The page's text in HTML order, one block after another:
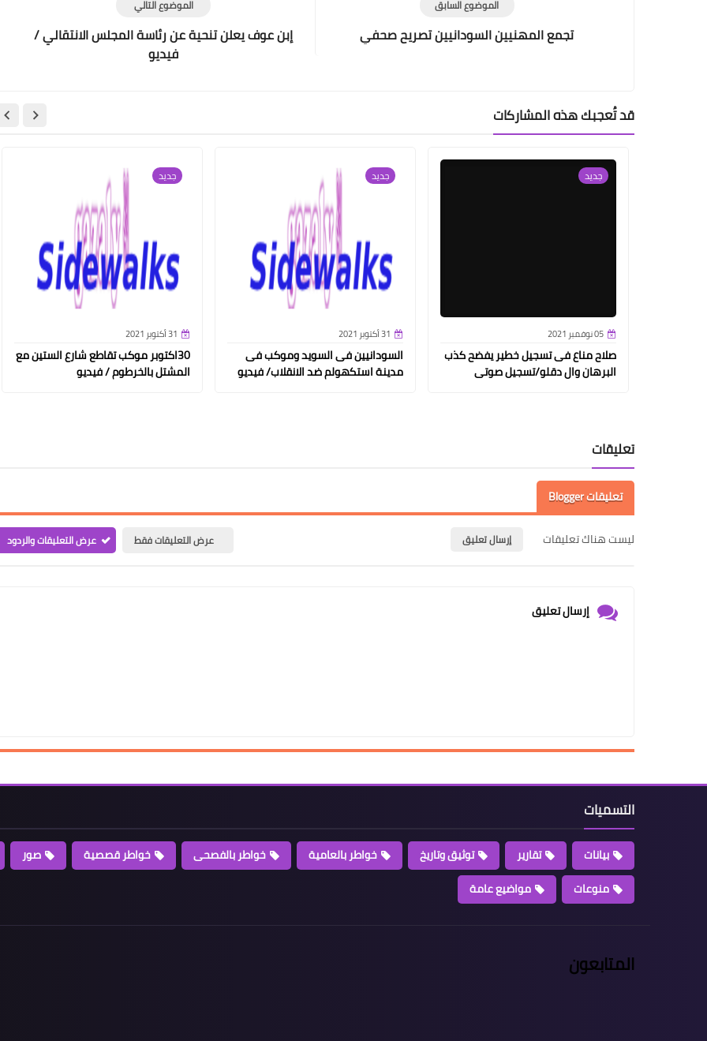
الموضوع التالي
إبن عوف يعلن تنحية عن رئاسة المجلس الانتقالي /
فيديو
الموضوع السابق
تجمع المهنيين السودانيين تصريح صحفي
قد تُعجبك هذه المشاركات
جديد
05 نوفمبر 2021
صلاح مناع فى تسجيل خطير يفضح كذب
البرهان وال دقلو/تسجيل صوتى
جديد
31 أكتوبر 2021
السودانيين فى السويد وموكب فى
مدينة استكهولم ضد الانقلاب/ فيديو
جديد
31 أكتوبر 2021
30اكتوبر موكب تقاطع شارع الستين مع
المشتل بالخرطوم / فيديو
تعليقات
تعليقات Blogger
ليست هناك تعليقات إرسال تعليق عرض التعليقات فقط عرض التعليقات والردود
إرسال تعليق
التسميات
بيانات تقارير توثيق وتاريخ خواطر بالعامية خواطر بالفصحى خواطر قصصية صور
منوعات
مواضيع عامة
المتابعون